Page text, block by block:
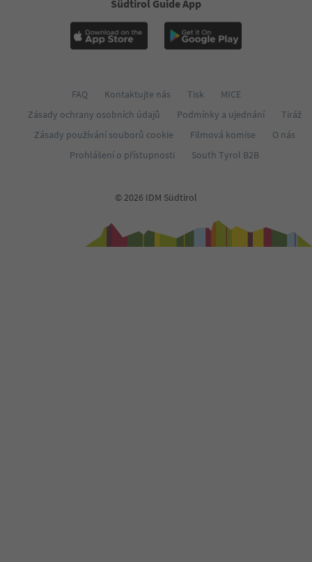
Südtirol Guide App
FAQ Kontaktujte nás Tisk
MICE
Zásady ochrany osobních údajů
Podmínky a ujednání
Tiráž
Zásady používání souborů cookie
Filmová komise
O nás
Prohlášení o přístupnosti
South Tyrol B2B
© 2026 IDM Südtirol